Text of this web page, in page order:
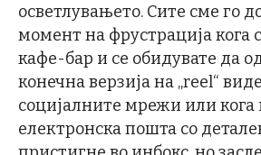
осветлувањето. Сите сме го
момент на фрустрација кога
кафе-бар и се обидувате да
конечна верзија на „reel“
социјалните мрежи или кога
електронска пошта со